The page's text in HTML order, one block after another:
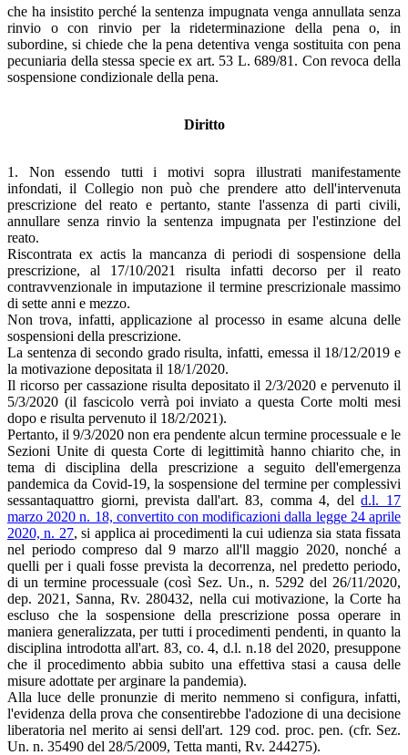
che ha insistito perché la sentenza impugnata venga annullata senza
rinvio o con rinvio per la rideterminazione della pena o, in
subordine, si chiede che la pena detentiva venga sostituita con pena
pecuniaria della stessa specie ex art. 53 L. 689/81. Con revoca della
sospensione condizionale della pena.
Diritto
1. Non essendo tutti i motivi sopra illustrati manifestamente
infondati, il Collegio non può che prendere atto dell'intervenuta
prescrizione del reato e pertanto, stante l'assenza di parti civili,
annullare senza rinvio la sentenza impugnata per l'estinzione del
reato.
Riscontrata ex actis la mancanza di periodi di sospensione della
prescrizione, al 17/10/2021 risulta infatti decorso per il reato
contravvenzionale in imputazione il termine prescrizionale massimo
di sette anni e mezzo.
Non trova, infatti, applicazione al processo in esame alcuna delle
sospensioni della prescrizione.
La sentenza di secondo grado risulta, infatti, emessa il 18/12/2019 e
la motivazione depositata il 18/1/2020.
Il ricorso per cassazione risulta depositato il 2/3/2020 e pervenuto il
5/3/2020 (il fascicolo verrà poi inviato a questa Corte molti mesi
dopo e risulta pervenuto il 18/2/2021).
Pertanto, il 9/3/2020 non era pendente alcun termine processuale e le
Sezioni Unite di questa Corte di legittimità hanno chiarito che, in
tema di disciplina della prescrizione a seguito dell'emergenza
pandemica da Covid-19, la sospensione del termine per complessivi
sessantaquattro giorni, prevista dall'art. 83, comma 4, deld.l. 17
marzo 2020 n. 18, convertito con modificazioni dalla legge 24 aprile
2020, n. 27, si applica ai procedimenti la cui udienza sia stata fissata
nel periodo compreso dal 9 marzo all'll maggio 2020, nonché a
quelli per i quali fosse prevista la decorrenza, nel predetto periodo,
di un termine processuale (così Sez. Un., n. 5292 del 26/11/2020,
dep. 2021, Sanna, Rv. 280432, nella cui motivazione, la Corte ha
escluso che la sospensione della prescrizione possa operare in
maniera generalizzata, per tutti i procedimenti pendenti, in quanto la
disciplina introdotta all'art. 83, co. 4, d.l. n.18 del 2020, presuppone
che il procedimento abbia subito una effettiva stasi a causa delle
misure adottate per arginare la pandemia).
Alla luce delle pronunzie di merito nemmeno si configura, infatti,
l'evidenza della prova che consentirebbe l'adozione di una decisione
liberatoria nel merito ai sensi dell'art. 129 cod. proc. pen. (cfr. Sez.
Un. n. 35490 del 28/5/2009, Tetta­ manti, Rv. 244275).